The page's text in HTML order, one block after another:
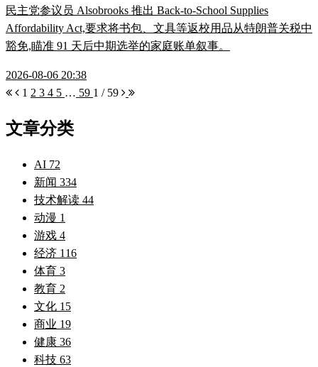
民主党参议员 Alsobrooks 推出 Back-to-School Supplies
Affordability Act,要求将书包、文具等返校用品从特朗普关税中
豁免,瞄准 91 天后中期选举的家庭账单叙事。
2026-08-06 20:38
1 2 3 4 5 … 59 1 / 59
文章分类
AI 72
新闻 334
技术解读 44
动漫 1
游戏 4
经济 116
体育 3
教育 2
文化 15
商业 19
健康 36
科技 63